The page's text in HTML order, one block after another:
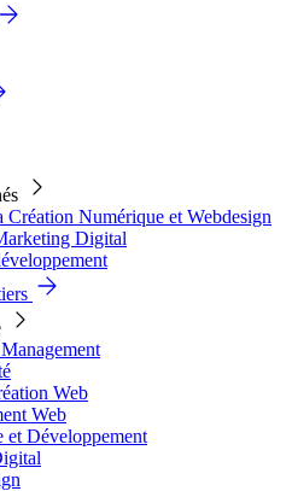
Création Numérique et Webdesign
Digital
Web
Web
et Développement